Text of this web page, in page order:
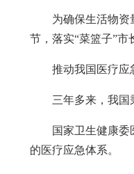
为确保生活物
节，落实“菜篮子”
推动我国医疗应
三年多来，我
国家卫生健康
的医疗应急体系。